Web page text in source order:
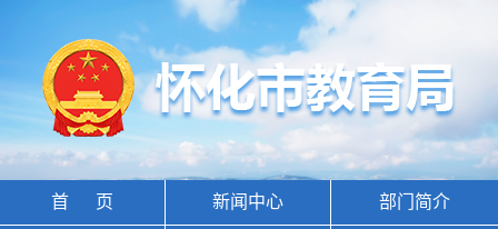
首 页 新闻中心 部门简介